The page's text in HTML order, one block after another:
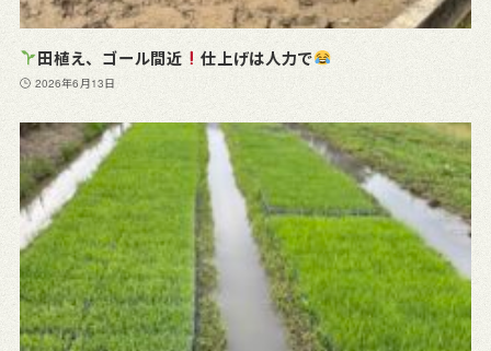
田植え、ゴール間近 仕上げは人力で
2026年6月13日